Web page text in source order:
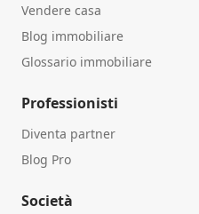
Vendere casa
Blog immobiliare
Glossario immobiliare
Professionisti
Diventa partner
Blog Pro
Società